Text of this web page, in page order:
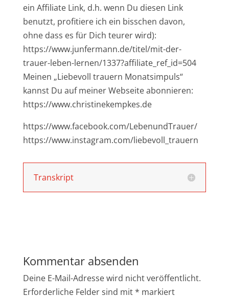
ein Affiliate Link, d.h. wenn Du diesen Link
benutzt, profitiere ich ein bisschen davon,
ohne dass es für Dich teurer wird):
https://www.junfermann.de/titel/mit-der-
trauer-leben-lernen/1337?affiliate_ref_id=504
Meinen „Liebevoll trauern Monatsimpuls“
kannst Du auf meiner Webseite abonnieren:
https://www.christinekempkes.de
https://www.facebook.com/LebenundTrauer/
https://www.instagram.com/liebevoll_trauern
Transkript
Kommentar absenden
Deine E-Mail-Adresse wird nicht veröffentlicht.
Erforderliche Felder sind mit* markiert